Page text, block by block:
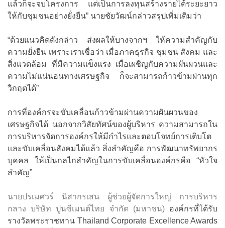
แล้วก็จะจบโครงการ แต่เป็นการลงทุนสร้างรายได้ระยะยาว
ให้กับชุมชนอย่างยั่งยืน” นายชัยวัฒน์กล่าวสรุปเพิ่มเติมว่า
“ด้วยแนวคิดดังกล่าว ส่งผลให้บางจากฯ ให้ความสำคัญกับ
ความยั่งยืน เพราะเราเชื่อว่า เมื่อภาคธุรกิจ ชุมชน สังคม และ
สิ่งแวดล้อม ที่มีความแข็งแรง เมื่อเผชิญกับความผันผวนและ
ความไม่แน่นอนทางเศรษฐกิจ ก็จะสามารถก้าวข้ามผ่านทุก
วิกฤตได้”
การที่องค์กรจะขับเคลื่อนก้าวข้ามผ่านความผันผวนของ
เศรษฐกิจได้ นอกจากวิสัยทัศน์ของผู้บริหาร ความสามารถใน
การบริหารจัดการองค์กรให้มีกำไรและตอบโจทย์การเติบโต
และขับเคลื่อนสังคมได้แล้ว สิ่งสำคัญคือ การพัฒนาทรัพยากร
บุคคล ให้เป็นกลไกสำคัญในการขับเคลื่อนองค์กรคือ “หัวใจ
สำคัญ”
นายปรเมศวร์ นิสากรเสน ผู้ช่วยผู้จัดการใหญ่ การบริหาร
กลาง บริษัท ปูนซีเมนต์ไทย จำกัด (มหาชน)องค์กรที่ได้รับ
รางวัลพระราชทาน Thailand Corporate Excellence Awards